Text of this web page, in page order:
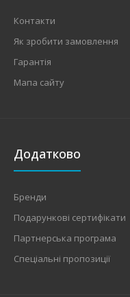
Контакти
Як зробити замовлення
Гарантія
Мапа сайту
Додатково
Бренди
Подарункові сертифікати
Партнерська програма
Спеціальні пропозиції